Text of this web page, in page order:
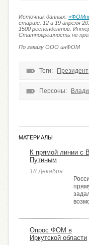
Источник данных:
старше. 12 и 19 апреля
1500 респондентов.
Статпогрешность не
По заказу ООО инФОМ
Теги: Президент
Персоны:
МАТЕРИАЛЫ
К прямой линии с
Путиным
18 Декабря
Опрос ФОМ в
Иркутской области